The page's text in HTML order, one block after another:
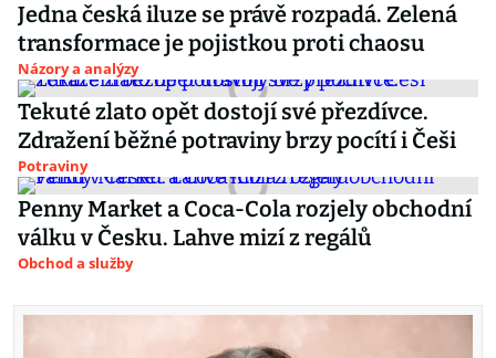
Jedna česká iluze se právě rozpadá. Zelená
transformace je pojistkou proti chaosu
Názory a analýzy
Tekuté zlato opět dostojí své přezdívce.
Zdražení běžné potraviny brzy pocítí i Češi
Potraviny
Penny Market a Coca-Cola rozjely obchodní
válku v Česku. Lahve mizí z regálů
Obchod a služby